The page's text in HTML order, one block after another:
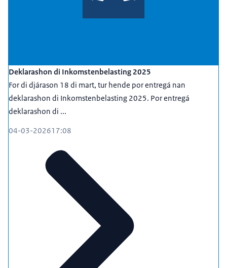
Deklarashon di Inkomstenbelasting 2025
For di djárason 18 di mart, tur hende por entregá nan
deklarashon di Inkomstenbelasting 2025. Por entregá
deklarashon di ...
04-03-202617:08